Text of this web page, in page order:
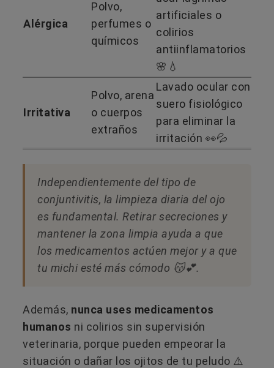
Alérgica
Polvo,
perfumes o
químicos
artificiales o
colirios
antiinflamatorios
🌸💧
Irritativa
Polvo, arena
o cuerpos
extraños
Lavado ocular con
suero fisiológico
para eliminar la
irritación 👀💦
Independientemente del tipo de
conjuntivitis, la limpieza diaria del ojo
es fundamental. Retirar secreciones y
mantener la zona limpia ayuda a que
los medicamentos actúen mejor y a que
tu michi esté más cómodo 😽💕.
Además, nunca uses medicamentos
humanos ni colirios sin supervisión
veterinaria, porque pueden empeorar la
situación o dañar los ojitos de tu peludo ⚠️